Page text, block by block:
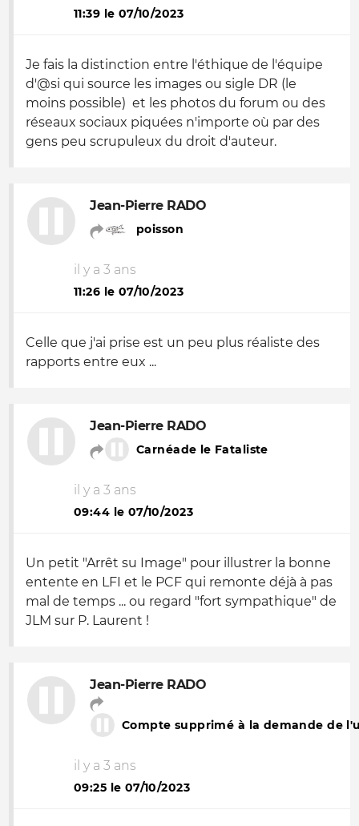
11:39 le 07/10/2023
Je fais la distinction entre l'éthique de l'équipe
d'@si qui source les images ou sigle DR (le
moins possible) et les photos du forum ou des
réseaux sociaux piquées n'importe où par des
gens peu scrupuleux du droit d'auteur.
Jean-Pierre RADO
poisson
il y a 3 ans
11:26 le 07/10/2023
Celle que j'ai prise est un peu plus réaliste des
rapports entre eux ...
Jean-Pierre RADO
Carnéade le Fataliste
il y a 3 ans
09:44 le 07/10/2023
Un petit "Arrêt su Image" pour illustrer la bonne
entente en LFI et le PCF qui remonte déjà à pas
mal de temps ... ou regard "fort sympathique" de
JLM sur P. Laurent !
Jean-Pierre RADO
Compte supprimé à la demande de
il y a 3 ans
09:25 le 07/10/2023